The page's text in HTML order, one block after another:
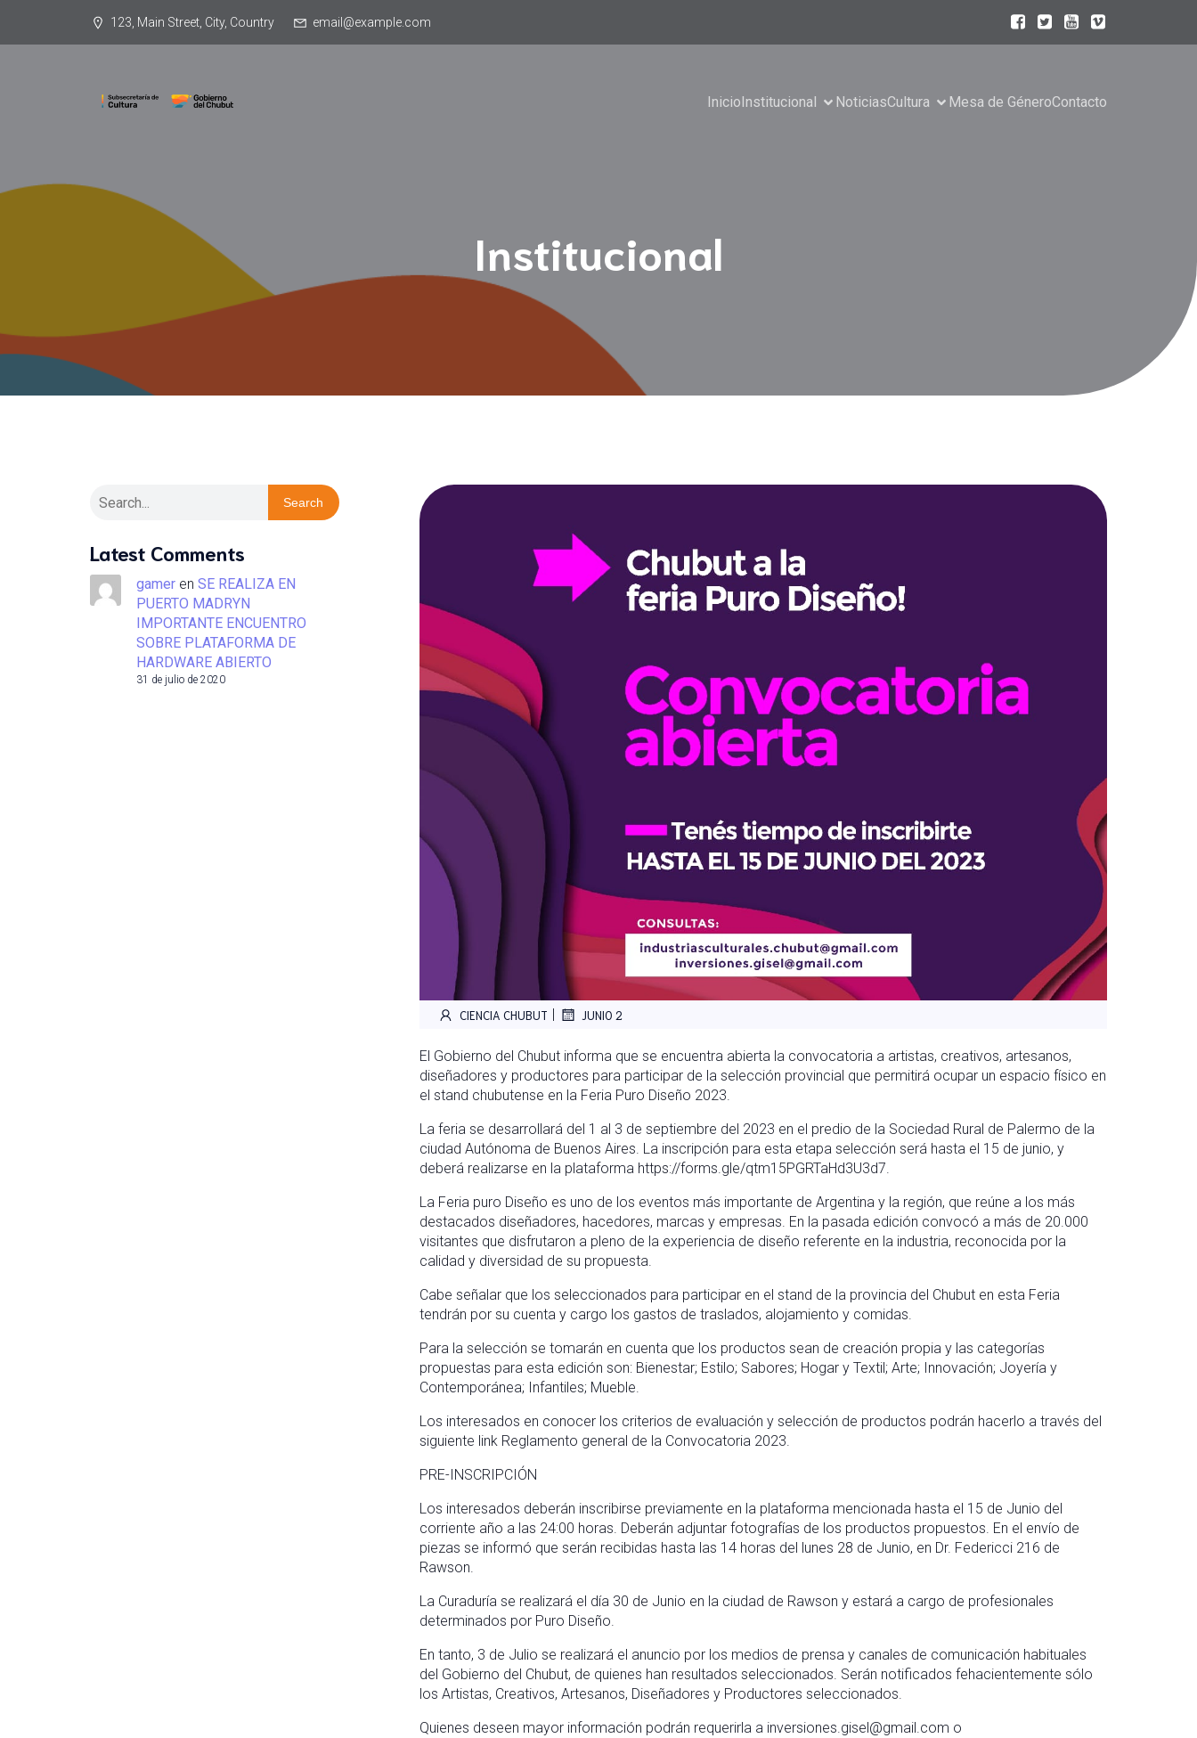
123, Main Street, City, Country email@example.com
InicioInstitucional NoticiasCultura Mesa de GéneroContacto
Institucional
Search
Latest Comments
gamer en SE REALIZA EN
PUERTO MADRYN
IMPORTANTE ENCUENTRO
SOBRE PLATAFORMA DE
HARDWARE ABIERTO
31 de julio de 2020
CIENCIA CHUBUT JUNIO 2
El Gobierno del Chubut informa que se encuentra abierta la convocatoria a artistas, creativos, artesanos,
diseñadores y productores para participar de la selección provincial que permitirá ocupar un espacio físico en
el stand chubutense en la Feria Puro Diseño 2023.
La feria se desarrollará del 1 al 3 de septiembre del 2023 en el predio de la Sociedad Rural de Palermo de la
ciudad Autónoma de Buenos Aires. La inscripción para esta etapa selección será hasta el 15 de junio, y
deberá realizarse en la plataforma https://forms.gle/qtm15PGRTaHd3U3d7.
La Feria puro Diseño es uno de los eventos más importante de Argentina y la región, que reúne a los más
destacados diseñadores, hacedores, marcas y empresas. En la pasada edición convocó a más de 20.000
visitantes que disfrutaron a pleno de la experiencia de diseño referente en la industria, reconocida por la
calidad y diversidad de su propuesta.
Cabe señalar que los seleccionados para participar en el stand de la provincia del Chubut en esta Feria
tendrán por su cuenta y cargo los gastos de traslados, alojamiento y comidas.
Para la selección se tomarán en cuenta que los productos sean de creación propia y las categorías
propuestas para esta edición son: Bienestar; Estilo; Sabores; Hogar y Textil; Arte; Innovación; Joyería y
Contemporánea; Infantiles; Mueble.
Los interesados en conocer los criterios de evaluación y selección de productos podrán hacerlo a través del
siguiente link Reglamento general de la Convocatoria 2023.
PRE-INSCRIPCIÓN
Los interesados deberán inscribirse previamente en la plataforma mencionada hasta el 15 de Junio del
corriente año a las 24:00 horas. Deberán adjuntar fotografías de los productos propuestos. En el envío de
piezas se informó que serán recibidas hasta las 14 horas del lunes 28 de Junio, en Dr. Federicci 216 de
Rawson.
La Curaduría se realizará el día 30 de Junio en la ciudad de Rawson y estará a cargo de profesionales
determinados por Puro Diseño.
En tanto, 3 de Julio se realizará el anuncio por los medios de prensa y canales de comunicación habituales
del Gobierno del Chubut, de quienes han resultados seleccionados. Serán notificados fehacientemente sólo
los Artistas, Creativos, Artesanos, Diseñadores y Productores seleccionados.
Quienes deseen mayor información podrán requerirla a inversiones.gisel@gmail.com o